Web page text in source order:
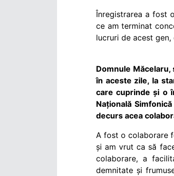
Înregistrarea a fost
ce am terminat
lucruri de acest
Domnule
în aceste zile, la
care cuprinde și o
Națională
decurs acea
A fost o colaborare
și am vrut ca să
colaborare, a
demnitate și